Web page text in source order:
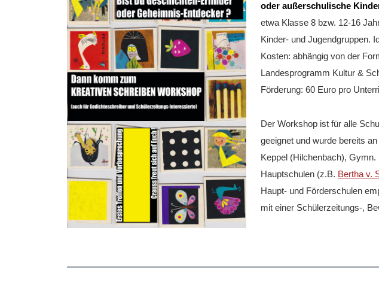
oder außerschulische
etwa Klasse 8 bzw. 12-16
Kinder- und Jugendgruppen.
Kosten: abhängig von der
Landesprogramm Kultur &
Förderung: 60 Euro pro
Der Workshop ist für alle
geeignet und wurde bereits
Keppel (Hilchenbach),
Hauptschulen (z.B. Bertha v.
Haupt- und Förderschulen
mit einer Schülerzeitungs-,